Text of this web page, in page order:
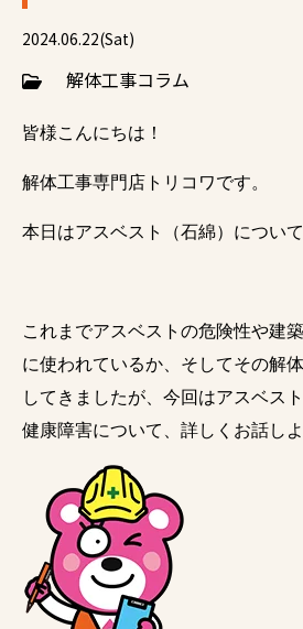
2024.06.22(Sat)
解体工事コラム
皆様こんにちは！
解体工事専門店トリコワです。
本日はアスベスト（石綿）につい
これまでアスベストの危険性や建
に使われているか、そしてその解
してきましたが、今回はアスベス
健康障害について、詳しくお話し